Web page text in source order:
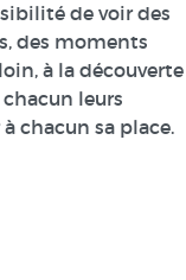
de voir des
des moments
à la découverte
leurs
chacun sa place.